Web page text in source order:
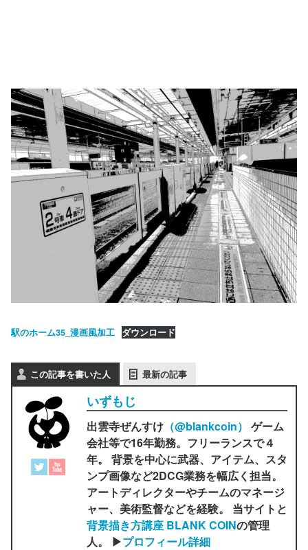
駅のホーム35_漫画風加工 ダウンロード
この記事を書いた人 最新の記事
いずもじ
出雲寺ぜんすけ （‎@blankcoin） ゲーム
会社等で16年勤務。フリーランスで４
年。 背景を中心に武器、アイテム、スタ
ンプ画像など2DCG業務を幅広く担当。
アートディレクターやチームのマネージ
ャー、美術監督などを経験。 当サイトと
背景描き方講座 BLANK COINの管理
人。 ▶プロフィール詳細